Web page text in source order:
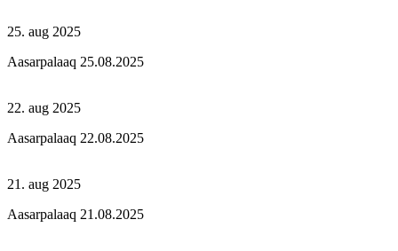
25. aug 2025
Aasarpalaaq 25.08.2025
22. aug 2025
Aasarpalaaq 22.08.2025
21. aug 2025
Aasarpalaaq 21.08.2025